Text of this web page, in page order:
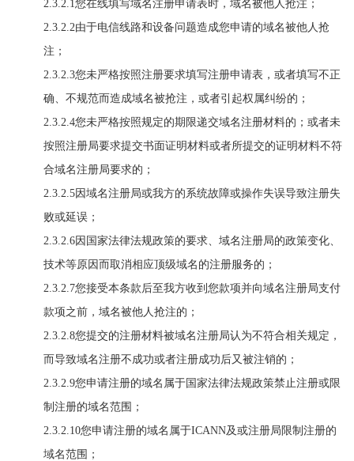
2.3.2.1您在线填写域名注册申请表时，域名被他人抢注；
2.3.2.2由于电信线路和设备问题造成您申请的域名被他人抢
注；
2.3.2.3您未严格按照注册要求填写注册申请表，或者填写不正
确、不规范而造成域名被抢注，或者引起权属纠纷的；
2.3.2.4您未严格按照规定的期限递交域名注册材料的；或者未
按照注册局要求提交书面证明材料或者所提交的证明材料不符
合域名注册局要求的；
2.3.2.5因域名注册局或我方的系统故障或操作失误导致注册失
败或延误；
2.3.2.6因国家法律法规政策的要求、域名注册局的政策变化、
技术等原因而取消相应顶级域名的注册服务的；
2.3.2.7您接受本条款后至我方收到您款项并向域名注册局支付
款项之前，域名被他人抢注的；
2.3.2.8您提交的注册材料被域名注册局认为不符合相关规定，
而导致域名注册不成功或者注册成功后又被注销的；
2.3.2.9您申请注册的域名属于国家法律法规政策禁止注册或限
制注册的域名范围；
2.3.2.10您申请注册的域名属于ICANN及或注册局限制注册的
域名范围；